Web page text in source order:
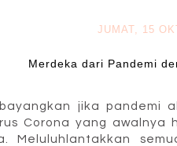
JUMAT, 15
Merdeka dari Pandemi
jika pandemi
Corona yang
Meluluhlantakkan